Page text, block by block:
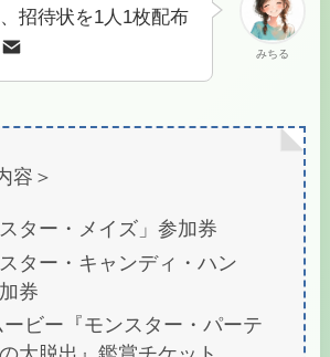
みちる
招待状を1人1枚配布
容＞
スター・メイズ」参加券
スター・キャンディ・ハン
券
ビー『モンスター・パーテ